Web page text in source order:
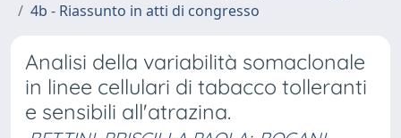
4b - Riassunto in atti di congresso
Analisi della variabilità somaclonale
in linee cellulari di tabacco tolleranti
e sensibili all'atrazina.